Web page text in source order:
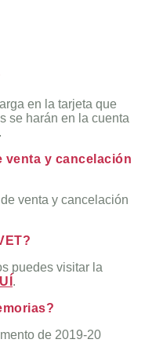
en la tarjeta que
se harán en la cuenta
.
venta y cancelación
venta y cancelación
puedes visitar la
.
de 2019-20